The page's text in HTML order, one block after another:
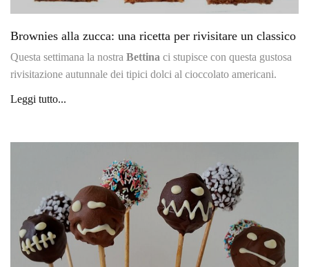
Brownies alla zucca: una ricetta per rivisitare un classico
Questa settimana la nostra Bettina ci stupisce con questa gustosa
rivisitazione autunnale dei tipici dolci al cioccolato americani.
Leggi tutto...